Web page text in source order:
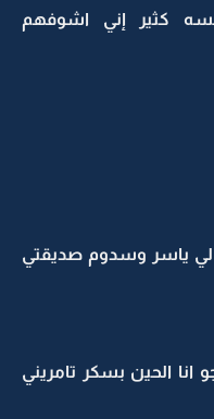
كثير إني اشوفهم
لي ياسر وسدوم صديقتي
الحين بسكر تامريني